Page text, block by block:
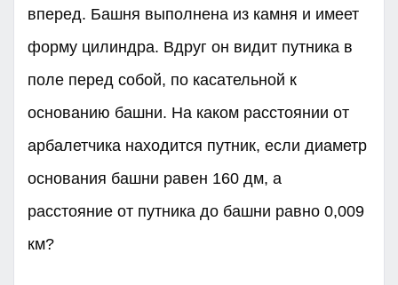
вперед. Башня выполнена из камня и имеет
форму цилиндра. Вдруг он видит путника в
поле перед собой, по касательной к
основанию башни. На каком расстоянии от
арбалетчика находится путник, если диаметр
основания башни равен 160 дм, а
расстояние от путника до башни равно 0,009
км?​